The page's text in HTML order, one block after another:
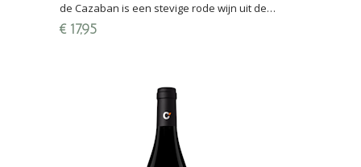
de Cazaban is een stevige rode wijn uit de
Languedoc gemaakt van Syrah en Merlot (bio-
€ 17,95